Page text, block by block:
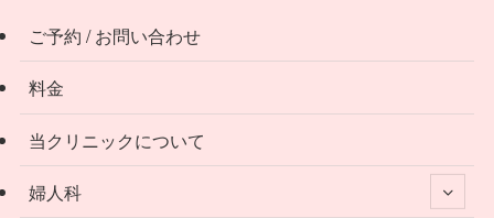
ご予約 / お問い合わせ
料金
当クリニックについて
婦人科